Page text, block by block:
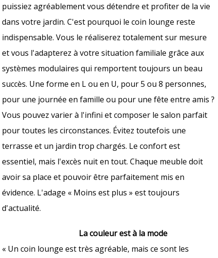
puissiez agréablement vous détendre et profiter de la vie
dans votre jardin. C'est pourquoi le coin lounge reste
indispensable. Vous le réaliserez totalement sur mesure
et vous l'adapterez à votre situation familiale grâce aux
systèmes modulaires qui remportent toujours un beau
succès. Une forme en L ou en U, pour 5 ou 8 personnes,
pour une journée en famille ou pour une fête entre amis ?
Vous pouvez varier à l'infini et composer le salon parfait
pour toutes les circonstances. Évitez toutefois une
terrasse et un jardin trop chargés. Le confort est
essentiel, mais l'excès nuit en tout. Chaque meuble doit
avoir sa place et pouvoir être parfaitement mis en
évidence. L'adage « Moins est plus » est toujours
d'actualité.
La couleur est à la mode
« Un coin lounge est très agréable, mais ce sont les